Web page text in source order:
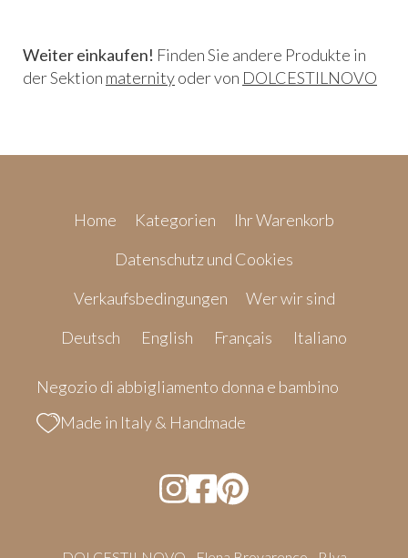
Weiter einkaufen! Finden Sie andere Produkte in
der Sektion maternityoder von DOLCESTILNOVO
Home Kategorien
Ihr Warenkorb
Datenschutz und Cookies
Verkaufsbedingungen
Wer wir sind
Deutsch
English Français Italiano
Negozio di abbigliamento donna e bambino
Made in Italy & Handmade